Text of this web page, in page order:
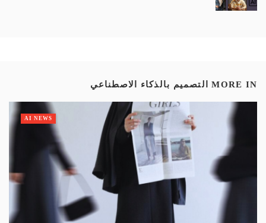
MORE IN التصميم بالذكاء الاصطناعي
AI NEWS